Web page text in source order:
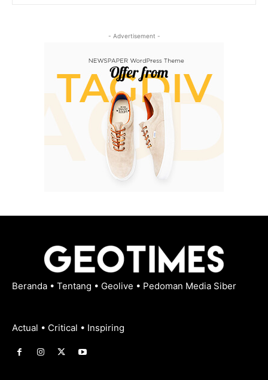
- Advertisement -
Beranda • Tentang • Geolive • Pedoman Media Siber
Actual • Critical • Inspiring